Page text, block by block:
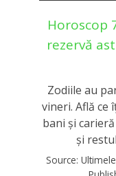
Horoscop
rezervă
Zodiile au
vineri. Află ce
bani și
și
Source: